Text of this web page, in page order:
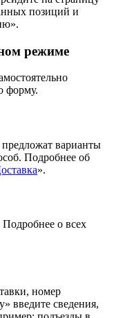
позиций и
режиме
форму.
варианты
Подробнее об
».
о всех
номер
введите сведения,